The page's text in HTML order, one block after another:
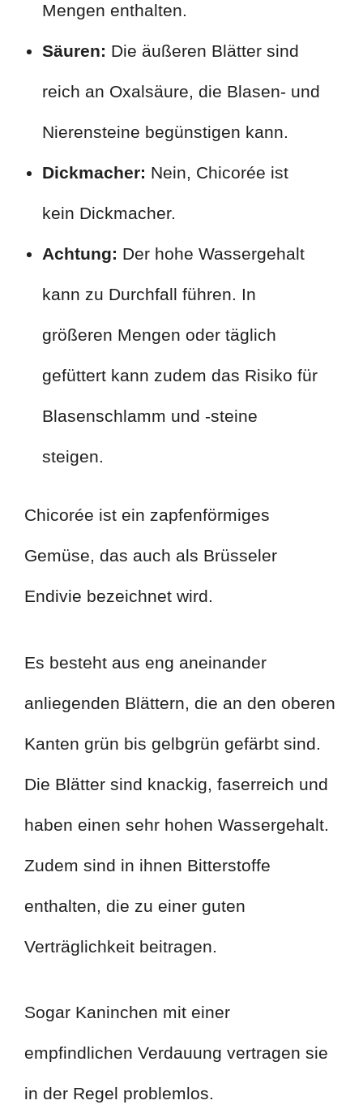
Mengen enthalten.
Säuren: Die äußeren Blätter sind
reich an Oxalsäure, die Blasen- und
Nierensteine begünstigen kann.
Dickmacher: Nein, Chicorée ist
kein Dickmacher.
Achtung: Der hohe Wassergehalt
kann zu Durchfall führen. In
größeren Mengen oder täglich
gefüttert kann zudem das Risiko für
Blasenschlamm und -steine
steigen.
Chicorée ist ein zapfenförmiges
Gemüse, das auch als Brüsseler
Endivie bezeichnet wird.
Es besteht aus eng aneinander
anliegenden Blättern, die an den oberen
Kanten grün bis gelbgrün gefärbt sind.
Die Blätter sind knackig, faserreich und
haben einen sehr hohen Wassergehalt.
Zudem sind in ihnen Bitterstoffe
enthalten, die zu einer guten
Verträglichkeit beitragen.
Sogar Kaninchen mit einer
empfindlichen Verdauung vertragen sie
in der Regel problemlos.